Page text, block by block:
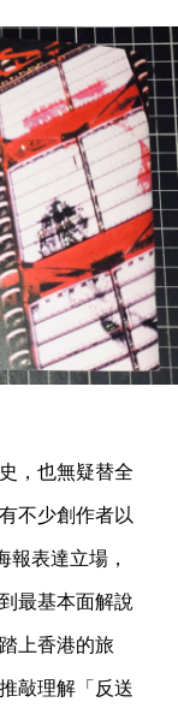
，也無疑替全
不少創作者以
報表達立場，
最基本面解說
上香港的旅
敲理解「反送